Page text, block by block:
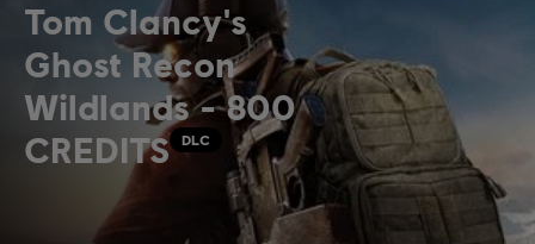
Tom Clancy's
Ghost Recon
Wildlands - 800
CREDITS
DLC